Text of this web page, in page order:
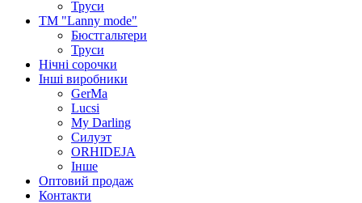
Труси
ТМ "Lanny mode"
Бюстгальтери
Труси
Нічні сорочки
Інші виробники
GerMa
Lucsi
My Darling
Силуэт
ORHIDEJA
Інше
Оптовий продаж
Контакти